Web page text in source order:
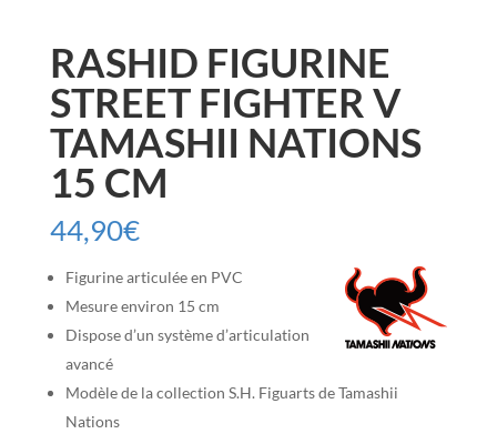
RASHID FIGURINE
STREET FIGHTER V
TAMASHII NATIONS
15 CM
44,90€
Figurine articulée en PVC
Mesure environ 15 cm
Dispose d’un système d’articulation
avancé
Modèle de la collection S.H. Figuarts de Tamashii
Nations